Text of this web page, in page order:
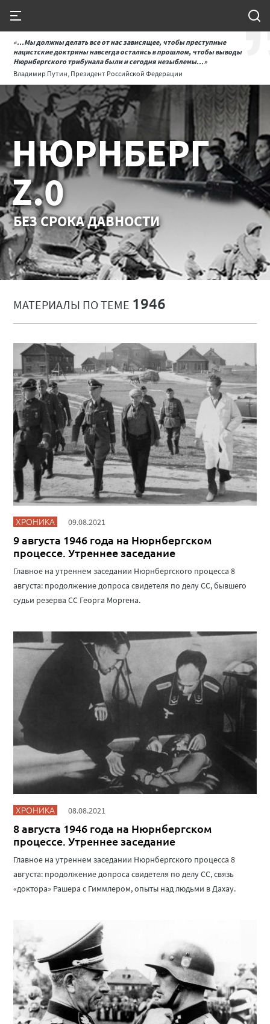
«...Мы должны делать все от нас зависящее, чтобы преступные
нацистские доктрины навсегда остались в прошлом, чтобы выводы
Нюрнбергского трибунала были и сегодня незыблемы...»
Владимир Путин, Президент Российской Федерации
НЮРНБЕРГ
Z.0
БЕЗ СРОКА ДАВНОСТИ
МАТЕРИАЛЫ ПО ТЕМЕ 1946
ХРОНИКА 09.08.2021
9 августа 1946 года на Нюрнбергском
процессе. Утреннее заседание
Главное на утреннем заседании Нюрнбергского процесса 8
августа: продолжение допроса свидетеля по делу СС, бывшего
судьи резерва СС Георга Моргена.
ХРОНИКА 08.08.2021
8 августа 1946 года на Нюрнбергском
процессе. Утреннее заседание
Главное на утреннем заседании Нюрнбергского процесса 8
августа: продолжение допроса свидетеля по делу СС, связь
«доктора» Рашера с Гиммлером, опыты над людьми в Дахау.